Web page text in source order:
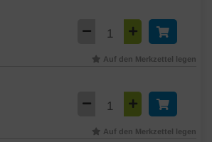
Auf den Merkzettel legen
Auf den Merkzettel legen